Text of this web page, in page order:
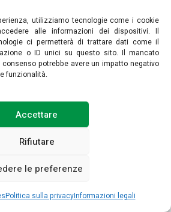
utilizziamo tecnologie come i cookie
alle informazioni dei dispositivi. Il
ci permetterà di trattare dati come il
o ID unici su questo sito. Il mancato
potrebbe avere un impatto negativo
funzionalità.
Accettare
Rifiutare
le preferenze
Politica sulla privacyInformazioni legali
Ulteriori informazioni